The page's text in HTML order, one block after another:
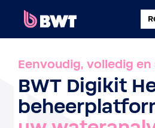
INLOGGEN
EEN KLANTACCOUNT
EEN KIT ZONDER ACCOUNT
Eenvoudig, volledig en
BWT Digikit